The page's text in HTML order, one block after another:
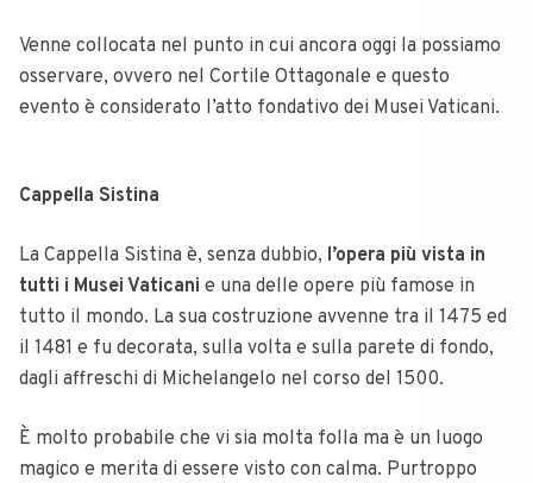
Venne collocata nel punto in cui ancora oggi la possiamo
osservare, ovvero nel Cortile Ottagonale e questo
evento è considerato l’atto fondativo dei Musei Vaticani.
Cappella Sistina
La Cappella Sistina è, senza dubbio, l’opera più vista in
tutti i Musei Vaticani e una delle opere più famose in
tutto il mondo. La sua costruzione avvenne tra il 1475 ed
il 1481 e fu decorata, sulla volta e sulla parete di fondo,
dagli affreschi di Michelangelo nel corso del 1500.
È molto probabile che vi sia molta folla ma è un luogo
magico e merita di essere visto con calma. Purtroppo